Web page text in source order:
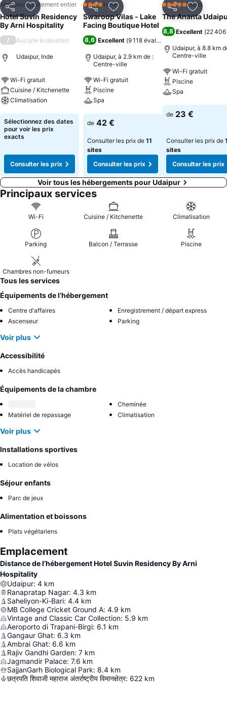
PartagerAjouter à mes favoris
Maison/appartement entier
Hotel Suvin Residency
By Arni Hospitality
/ Aucune évaluation
Udaipur, Inde
Wi-Fi gratuit
Cuisine / Kitchenette
Climatisation
Consulter les prix
Sélectionnez des dates
pour voir les prix
exacts
Consulter les prix
PartagerAjouter à mes favoris
4 ÉtoilesHôtel
Swaroop Vilas - Lake
Facing Boutique Hotel
8,6 Excellent (9 118 évaluations
Udaipur, à 2.9 km de :
Centre-ville
Wi-Fi gratuit
Piscine
Spa
Consulter les prix
de 42 €
Consulter les prix de 11
sites
Consulter les prix
PartagerAjouter
5 Étoiles Hôtel
The Ananta
8,8 Excellent (22
Udaipur, à 8.8 km
Centre-ville
Wi-Fi gratuit
Piscine
Spa
Consulter les
de 23 €
Consulter les prix de
sites
Consulter les prix
Voir tous les hébergements pour Udaipur
Principaux services
Wi-Fi Cuisine / Kitchenette Climatisation
Parking Balcon / Terrasse Piscine
Chambres non-fumeurs
Tous les services
Équipements de l’hébergement
Centre d'affaires
Enregistrement / départ express
Ascenseur
Parking
Voir plus
Accessibilité
Accès handicapés
Équipements de la chambre
Cheminée
Matériel de repassage
Climatisation
Voir plus
Installations sportives
Location de vélos
Séjour enfants
Parc de jeux
Alimentation et boissons
Plats végétariens
Emplacement
Distance de l’hébergement Hotel Suvin Residency By Arni
Hospitality
Udaipur: 4 km
Ranapratap Nagar: 4.3 km
Saheliyon-Ki-Bari: 4.4 km
MB College Cricket Ground A: 4.9 km
Vintage and Classic Car Collection: 5.9 km
Aeroporto di Trapani-Birgi: 6.1 km
Gangaur Ghat: 6.3 km
Ambrai Ghat: 6.6 km
Rajiv Gandhi Garden: 7 km
Jagmandir Palace: 7.6 km
SajjanGarh Biological Park: 8.4 km
छत्रपति शिवाजी महाराज अंतर्राष्ट्रीय विमानक्षेत्र: 622 km